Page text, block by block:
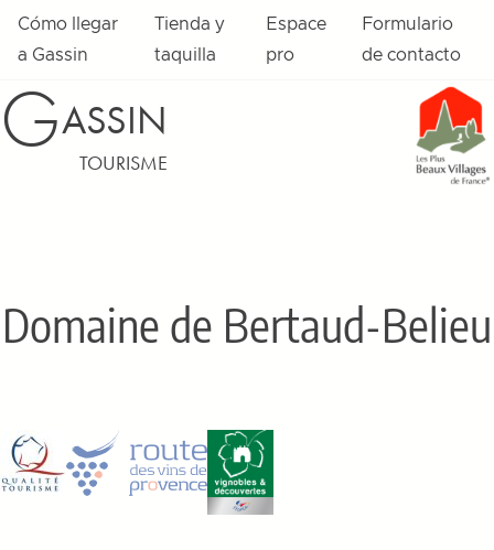
Cómo llegar
a Gassin
Tienda y
taquilla
Espace
pro
Formulario
de contacto
GASSIN
TOURISME
Domaine de Bertaud-Belieu